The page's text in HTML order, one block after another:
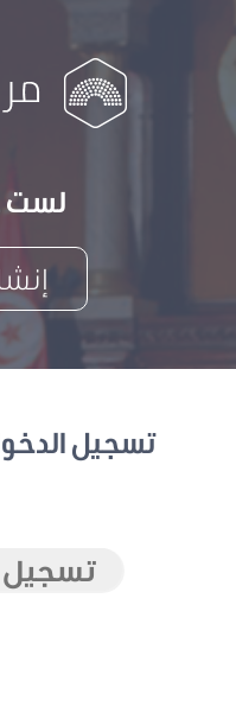
لست
تسجيل
تسجيل